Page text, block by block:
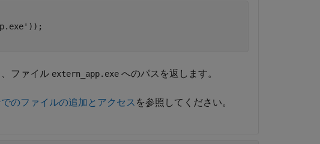
ファイル extern_app.exe へのパスを返します。
のファイルの追加とアクセス を参照してください。